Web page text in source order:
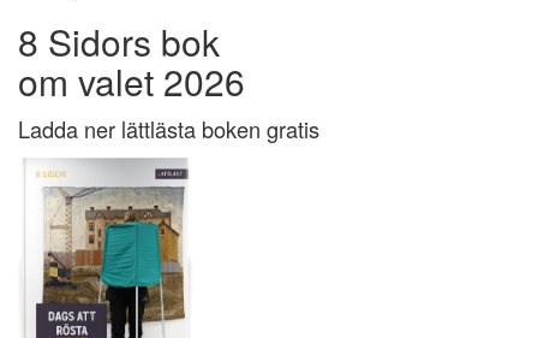
8 Sidors bok
om valet 2026
Ladda ner lättlästa boken gratis